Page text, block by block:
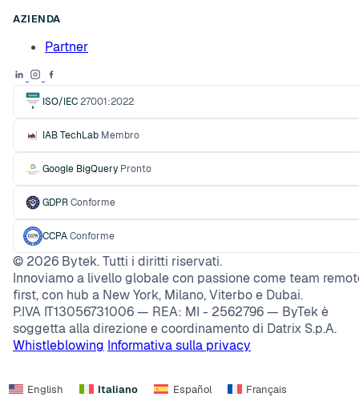
AZIENDA
Partner
ISO/IEC27001:2022
IAB TechLab Membro
Google BigQuery Pronto
GDPRConforme
CCPAConforme
© 2026 Bytek. Tutti i diritti riservati.
Innoviamo a livello globale con passione come team
first, con hub a New York, Milano, Viterbo e Dubai.
P.IVA IT13056731006 — REA: MI - 2562796 — ByTek è
soggetta alla direzione e coordinamento di Datrix S.p.A.
Whistleblowing Informativa sulla privacy
English Italiano Español
Français